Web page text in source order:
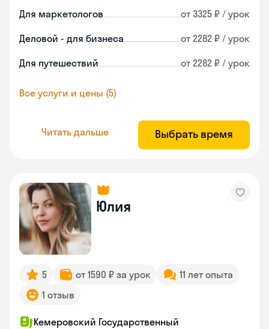
Для маркетологов от 3325 ₽ / урок
Деловой - для бизнеса от 2282 ₽ / урок
Для путешествий от 2282 ₽ / урок
Все услуги и цены (5)
Читать дальше Выбрать время
Юлия
5 от 1590 ₽ за урок
11 лет опыта
1 отзыв
Кемеровский Государственный